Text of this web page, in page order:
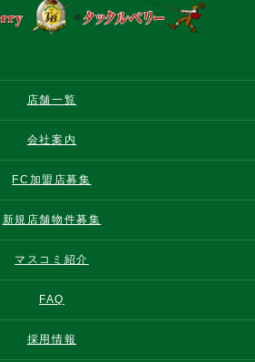
店舗一覧
会社案内
FC加盟店募集
新規店舗物件募集
マスコミ紹介
FAQ
採用情報